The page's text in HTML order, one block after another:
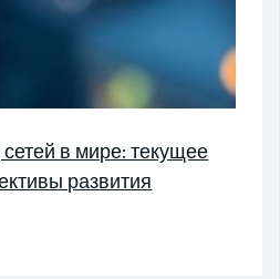
в мире: текущее
развития